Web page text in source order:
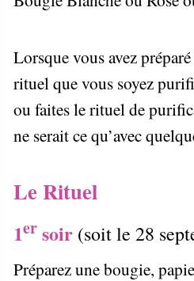
Lorsque vous avez
rituel que vous soyez
ou faites le rituel de
ne serait ce qu’avec
Le Rituel
1er soir (soit le 28
Préparez une bougie,